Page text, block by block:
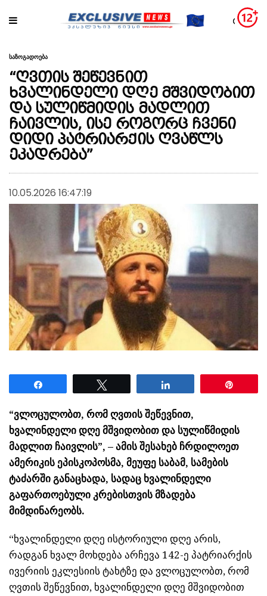
საზოგადოება
“ღვთის შეწევნით
ხვალინდელი დღე მშვიდობით
და სულიწმიდის მადლით
ჩაივლის, ისე როგორც ჩვენი
დიდი პატრიარქის ღვაწლს
ეკადრება”
10.05.2026 16:47:19
“ვლოცულობთ, რომ ღვთის შეწევნით,
ხვალინდელი დღე მშვიდობით და სულიწმიდის
მადლით ჩაივლის”, – ამის შესახებ ჩრდილოეთ
ამერიკის ეპისკოპოსმა, მეუფე საბამ, სამების
ტაძარში განაცხადა, სადაც ხვალინდელი
გაფართოებული კრებისთვის მზადება
მიმდინარეობს.
“ხვალინდელი დღე ისტორიული დღე არის,
რადგან ხვალ მოხდება არჩევა 142-ე პატრიარქის
ივერიის ეკლესიის ტახტზე და ვლოცულობთ, რომ
ღვთის შეწევნით, ხვალინდელი დღე მშვიდობით